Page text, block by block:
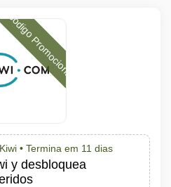
Código Promocional
• Termina em 11 dias
y desbloquea